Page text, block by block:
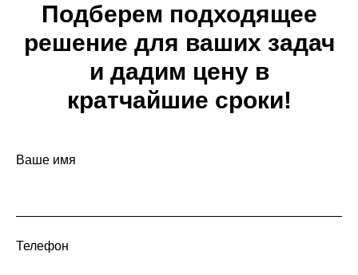
Подберем подходящее
решение для ваших задач
и дадим цену в
кратчайшие сроки!
Ваше имя
Телефон